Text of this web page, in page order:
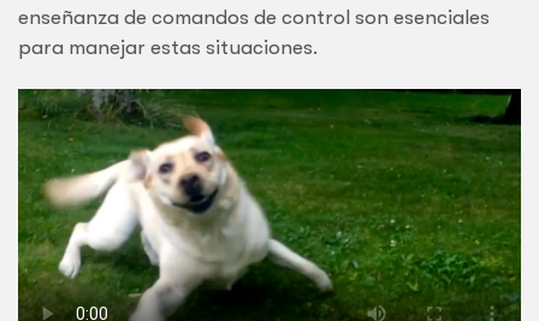
enseñanza de comandos de control son esenciales
para manejar estas situaciones.